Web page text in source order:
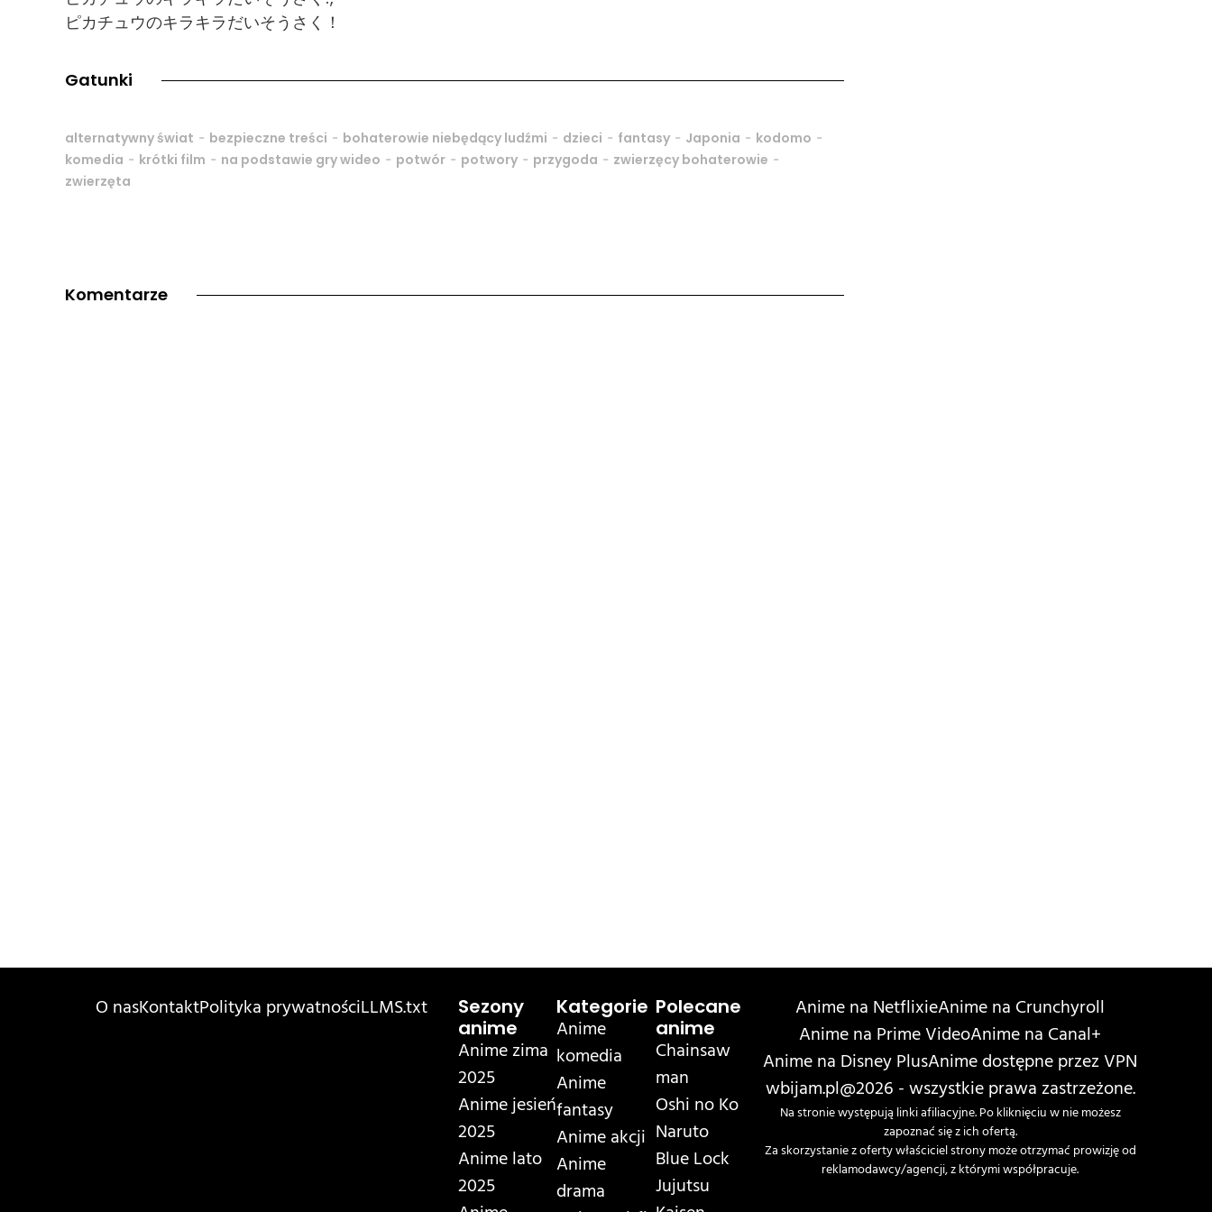
ピカチュウのキラキラだいそうさく！
Gatunki
alternatywny świat - bezpieczne treści - bohaterowie niebędący ludźmi - dzieci - fantasy - Japonia - kodomo -
komedia - krótki film - na podstawie gry wideo - potwór - potwory - przygoda - zwierzęcy bohaterowie -
zwierzęta
Komentarze
O nasKontaktPolityka prywatnościLLMS.txt
Sezony
anime
Anime zima
2025
Anime jesień
2025
Anime lato
2025
Kategorie
Anime
komedia
Anime
fantasy
Anime akcji
Anime
drama
Polecane
anime
Chainsaw
man
Oshi no Ko
Naruto
Blue Lock
Jujutsu
Anime na NetflixieAnime na Crunchyroll
Anime na Prime VideoAnime na Canal+
Anime na Disney PlusAnime dostępne przez VPN
wbijam.pl@2026 - wszystkie prawa zastrzeżone.
Na stronie występują linki afiliacyjne. Po kliknięciu w nie możesz
zapoznać się z ich ofertą.
Za skorzystanie z oferty właściciel strony może otrzymać prowizję od
reklamodawcy/agencji, z którymi współpracuje.